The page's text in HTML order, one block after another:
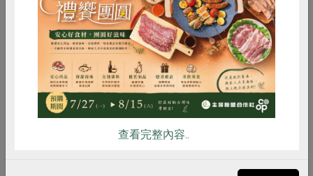
惜食 RPET 食譜 減硝酸鹽
雞蛋 食安 共同購買
查看完整內容..